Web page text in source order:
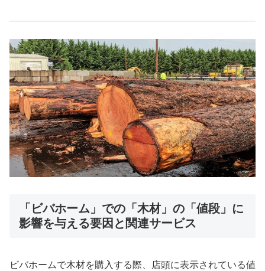
「ビバホーム」での「木材」の「値段」に
影響を与える要因と関連サービス
ビバホームで木材を購入する際、店頭に表示されている値